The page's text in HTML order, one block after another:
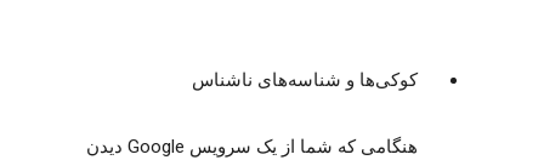
کوکی‌ها و شناسه‌های ناشناس
هنگامی که شما از یک سرویس Google دیدن